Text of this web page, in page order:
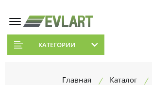
КАТЕГОРИИ
Главная
Каталог